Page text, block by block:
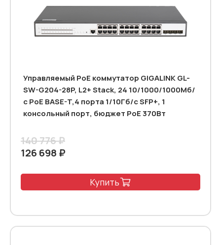
Управляемый PoE коммутатор GIGALINK GL-
SW-G204-28P, L2+ Stack, 24 10/1000/1000Мб/
с PoE BASE-T,4 порта 1/10Гб/с SFP+, 1
консольный порт, бюджет PoE 370Вт
140 776 ₽
126 698 ₽
Купить